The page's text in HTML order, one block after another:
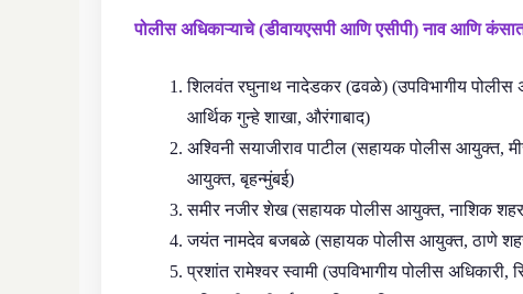
पोलीस अधिकाऱ्याचे (डीवायएसपी आणि एसीपी) नाव आणि
शिलवंत रघुनाथ नादेडकर (ढवळे) (उपविभागीय पोलीस
आर्थिक गुन्हे शाखा, औरंगाबाद)
अश्विनी सयाजीराव पाटील (सहायक पोलीस आयुक्त,
आयुक्त, बृहन्मुंबई)
समीर नजीर शेख (सहायक पोलीस आयुक्त, नाशिक
जयंत नामदेव बजबळे (सहायक पोलीस आयुक्त, ठाणे
प्रशांत रामेश्वर स्वामी (उपविभागीय पोलीस अधिकारी,